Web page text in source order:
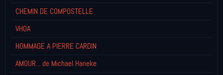
CHEMIN DE COMPOSTELLE
VHOA
HOMMAGE A PIERRE CARDIN
AMOUR... de Michael Haneke